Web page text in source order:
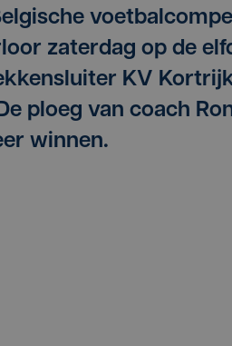
zaterdag op de
KV
ploeg van coach
winnen.